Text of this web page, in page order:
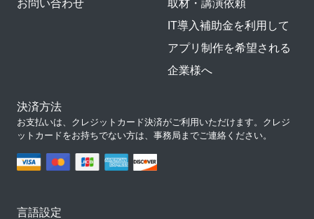
お問い合わせ
取材・講演依頼
IT導入補助金を利用して
アプリ制作を希望される
企業様へ
決済方法
お支払いは、クレジットカード決済がご利用いただけます。クレジ
ットカードをお持ちでない方は、事務局までご連絡ください。
言語設定